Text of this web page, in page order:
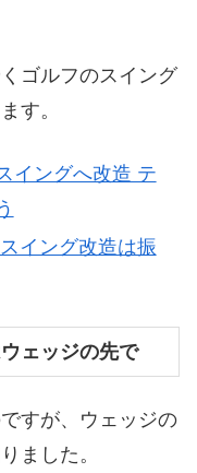
ゴルフのスイング
す。
イングへ改造 テ
イング改造は振
ェッジの先で
すが、ウェッジの
ました。